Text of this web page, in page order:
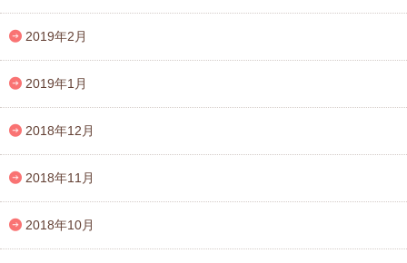
2019年2月
2019年1月
2018年12月
2018年11月
2018年10月